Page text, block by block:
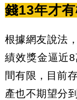
錢13年才
根據網友說法
績效獎金逼近
間有限，目前
產也不期望分